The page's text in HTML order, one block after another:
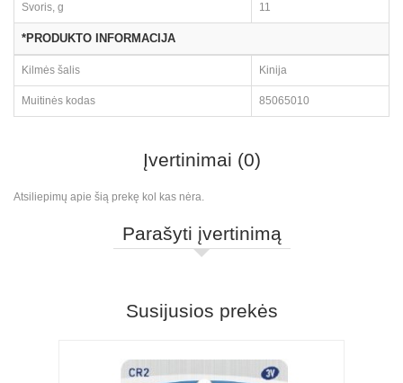
Svoris, g 11
*PRODUKTO INFORMACIJA
Kilmės šalis Kinija
Muitinės kodas 85065010
Įvertinimai (0)
Atsiliepimų apie šią prekę kol kas nėra.
Parašyti įvertinimą
Susijusios prekės